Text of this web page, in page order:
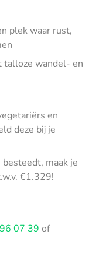
plek waar rust,
talloze wandel- en
en
deze bij je
maak je
€1.329!
07 39 of